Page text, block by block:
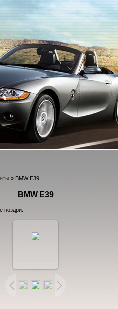
» BMW E39
BMW E39
ноздри.
размере